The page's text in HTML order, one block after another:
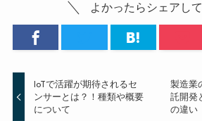
よかったらシェアして
IoTで活躍が期待されるセ
ンサーとは？！種類や概要
について
製造業
託開発
の違い